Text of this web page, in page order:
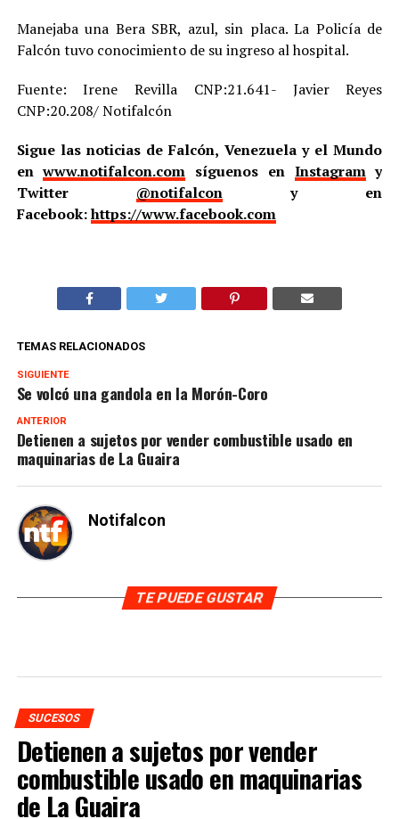
Manejaba una Bera SBR, azul, sin placa. La Policía de
Falcón tuvo conocimiento de su ingreso al hospital.
Fuente: Irene Revilla CNP:21.641- Javier Reyes
CNP:20.208/ Notifalcón
Sigue las noticias de Falcón, Venezuela y el Mundo
enwww.notifalcon.com síguenos en Instagramy
Twitter @notifalcony en
Facebook:https://www.facebook.com
TEMAS RELACIONADOS
SIGUIENTE
Se volcó una gandola en la Morón-Coro
ANTERIOR
Detienen a sujetos por vender combustible usado en
maquinarias de La Guaira
Notifalcon
TE PUEDE GUSTAR
SUCESOS
Detienen a sujetos por vender
combustible usado en maquinarias
de La Guaira